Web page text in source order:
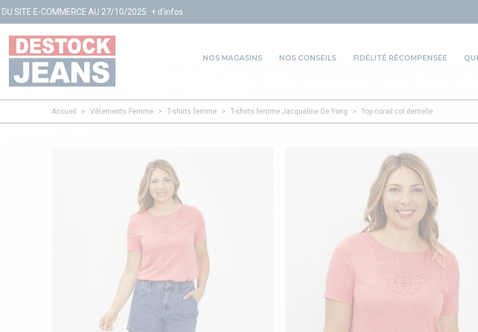
AU 27/10/2025 + d'infos
NOS MAGASINS NOS CONSEILS FIDÉLITÉ RÉCOMPENSÉE
Accueil > Vêtements Femme > T-shirts femme > T-shirts femme Jacqueline De Yong > Top corail col dentelle